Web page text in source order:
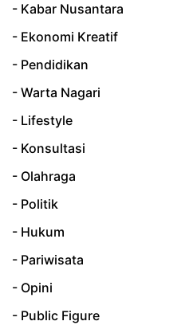
- Kabar Nusantara
- Ekonomi Kreatif
- Pendidikan
- Warta Nagari
- Lifestyle
- Konsultasi
- Olahraga
- Politik
- Hukum
- Pariwisata
- Opini
- Public Figure